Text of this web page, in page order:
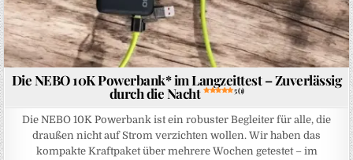
Die NEBO 10K Powerbank* im Langzeittest – Zuverlässig
durch die Nacht 5 (1)
Die NEBO 10K Powerbank ist ein robuster Begleiter für alle, die
draußen nicht auf Strom verzichten wollen. Wir haben das
kompakte Kraftpaket über mehrere Wochen getestet – im